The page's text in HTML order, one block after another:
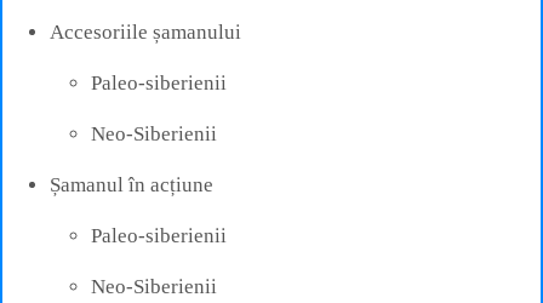
Accesoriile șamanului
Paleo-siberienii
Neo-Siberienii
Șamanul în acțiune
Paleo-siberienii
Neo-Siberienii